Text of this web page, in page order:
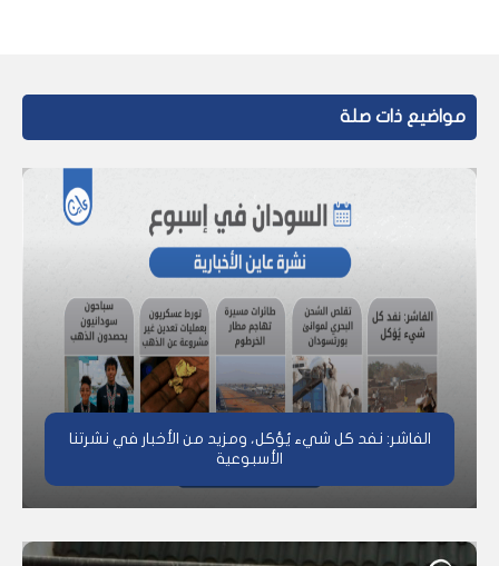
مواضيع ذات صلة
الفاشر: نفد كل شيء يُؤكل، ومزيد من الأخبار في نشرتنا
الأسبوعية